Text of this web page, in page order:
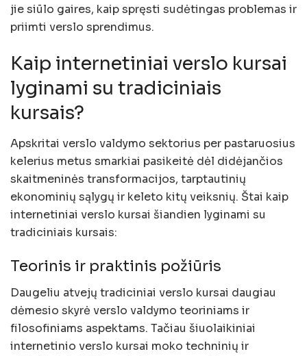
jie siūlo gaires, kaip spręsti sudėtingas problemas ir
priimti verslo sprendimus.
Kaip internetiniai verslo kursai
lyginami su tradiciniais
kursais?
Apskritai verslo valdymo sektorius per pastaruosius
kelerius metus smarkiai pasikeitė dėl didėjančios
skaitmeninės transformacijos, tarptautinių
ekonominių sąlygų ir keleto kitų veiksnių. Štai kaip
internetiniai verslo kursai šiandien lyginami su
tradiciniais kursais:
Teorinis ir praktinis požiūris
Daugeliu atvejų tradiciniai verslo kursai daugiau
dėmesio skyrė verslo valdymo teoriniams ir
filosofiniams aspektams. Tačiau šiuolaikiniai
internetinio verslo kursai moko techninių ir